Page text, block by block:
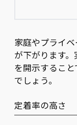
家庭やプライ
が下がります
を開示するこ
でしょう。
定着率の高さ